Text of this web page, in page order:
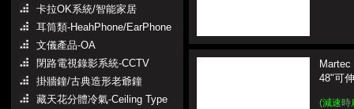
卡拉OK系統/智能家居
耳筒類-HeahPhone/EarPhone
文儀產品-OA
閉路電視錄影系統-CCTV
掛牆鐘/古典造形老爺鐘
藏天花分體冷氣-Ceiling Type
Martec
48"可
(減速時